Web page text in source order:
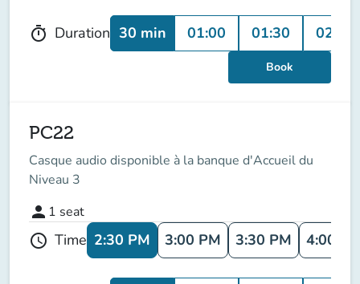
timer Duration 30 min 01:00 01:30 02:00
Book
PC22
Casque audio disponible à la banque d'Accueil du
Niveau 3
person 1 seat
schedule Time 2:30 PM 3:00 PM 3:30 PM 4:00